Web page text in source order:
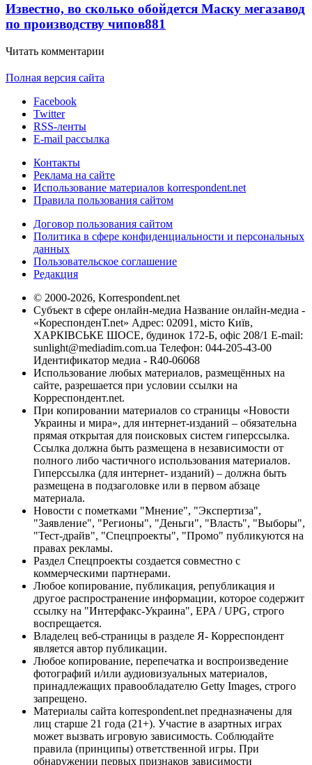
Известно, во сколько обойдется Маску мегазавод
по производству чипов881
Читать комментарии
Полная версия сайта
Facebook
Twitter
RSS-ленты
E-mail рассылка
Контакты
Реклама на сайте
Использование материалов korrespondent.net
Правила пользования сайтом
Договор пользования сайтом
Политика в сфере конфиденциальности и персональных
данных
Пользовательское соглашение
Редакция
© 2000-2026, Korrespondent.net
Субъект в сфере онлайн-медиа Название онлайн-медиа -
«КореспонденТ.net» Адрес: 02091, місто Київ,
ХАРКІВСЬКЕ ШОСЕ, будинок 172-Б, офіс 208/1 E-mail:
sunlight@mediadim.com.ua Телефон: 044-205-43-00
Идентификатор медиа - R40-06068
Использование любых материалов, размещённых на
сайте, разрешается при условии ссылки на
Корреспондент.net.
При копировании материалов со страницы «Новости
Украины и мира», для интернет-изданий – обязательна
прямая открытая для поисковых систем гиперссылка.
Ссылка должна быть размещена в независимости от
полного либо частичного использования материалов.
Гиперссылка (для интернет- изданий) – должна быть
размещена в подзаголовке или в первом абзаце
материала.
Новости с пометками "Мнение", "Экспертиза",
"Заявление", "Регионы", "Деньги", "Власть", "Выборы",
"Тест-драйв", "Спецпроекты", "Промо" публикуются на
правах рекламы.
Раздел Спецпроекты создается совместно с
коммерческими партнерами.
Любое копирование, публикация, републикация и
другое распространение информации, которое содержит
ссылку на "Интерфакс-Украина", EPA / UPG, строго
воспрещается.
Владелец веб-страницы в разделе Я- Корреспондент
является автор публикации.
Любое копирование, перепечатка и воспроизведение
фотографий и/или аудиовизуальных материалов,
принадлежащих правообладателю Getty Images, строго
запрещено.
Материалы сайта korrespondent.net предназначены для
лиц старше 21 года (21+). Участие в азартных играх
может вызвать игровую зависимость. Соблюдайте
правила (принципы) ответственной игры. При
обнаружении первых признаков зависимости